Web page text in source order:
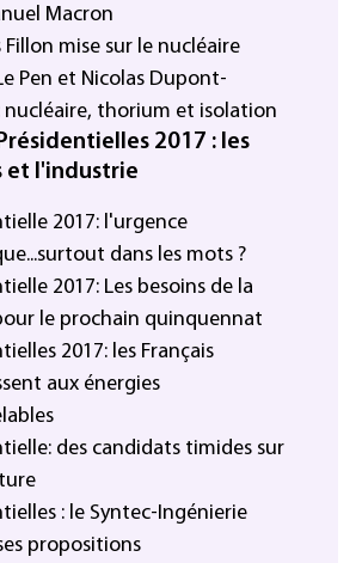
Macron
Fillon mise sur le nucléaire
Pen et Nicolas Dupont-
nucléaire, thorium et isolation
2017 : les
et l'industrie
2017: l'urgence
dans les mots ?
2017: Les besoins de la
le prochain quinquennat
2017: les Français
aux énergies
des candidats timides sur
: le Syntec-Ingénierie
propositions